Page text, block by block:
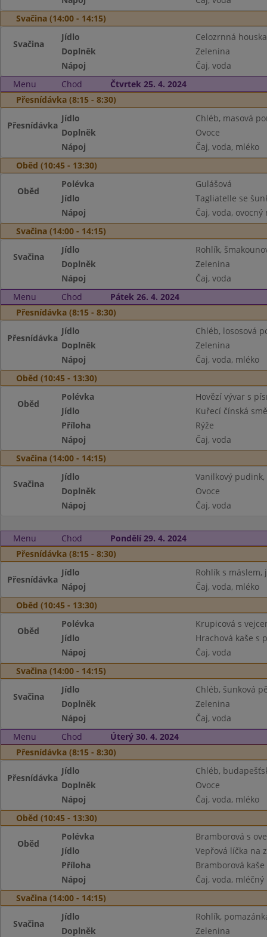
Svačina (14:00 - 14:15)
Svačina
Jídlo
Celozrnná
Doplněk
Zelenina
Nápoj
Čaj, voda
Menu
Chod
Čtvrtek 25. 4. 2024
Přesnídávka (8:15 - 8:30)
Přesnídávka
Jídlo
Chléb, masová
Doplněk
Ovoce
Nápoj
Čaj, voda, mléko
Oběd (10:45 - 13:30)
Oběd
Polévka
Gulášová
Jídlo
Tagliatelle se
Nápoj
Čaj, voda, ovocný
Svačina (14:00 - 14:15)
Svačina
Jídlo
Rohlík,
Doplněk
Zelenina
Nápoj
Čaj, voda
Menu
Chod
Pátek 26. 4. 2024
Přesnídávka (8:15 - 8:30)
Přesnídávka
Jídlo
Chléb, lososová
Doplněk
Zelenina
Nápoj
Čaj, voda, mléko
Oběd (10:45 - 13:30)
Oběd
Polévka
Hovězí vývar s
Jídlo
Kuřecí čínská
Příloha
Rýže
Nápoj
Čaj, voda
Svačina (14:00 - 14:15)
Svačina
Jídlo
Vanilkový
Doplněk
Ovoce
Nápoj
Čaj, voda
Menu Chod
Pondělí 29. 4. 2024
Přesnídávka (8:15 - 8:30)
Přesnídávka
Jídlo
Rohlík s máslem,
Nápoj
Čaj, voda, mléko
Oběd (10:45 - 13:30)
Oběd
Polévka
Krupicová s
Jídlo
Hrachová kaše s
Nápoj
Čaj, voda
Svačina (14:00 - 14:15)
Svačina
Jídlo
Chléb, šunková
Doplněk
Zelenina
Nápoj
Čaj, voda
Menu
Chod
Úterý 30. 4. 2024
Přesnídávka (8:15 - 8:30)
Přesnídávka
Jídlo
Chléb,
Doplněk
Ovoce
Nápoj
Čaj, voda, mléko
Oběd (10:45 - 13:30)
Oběd
Polévka
Bramborová s
Jídlo
Vepřová líčka na
Příloha
Bramborová kaše
Nápoj
Čaj, voda,
Svačina (14:00 - 14:15)
Svačina
Jídlo
Rohlík,
Doplněk
Zelenina